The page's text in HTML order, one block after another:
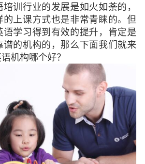
训行业的发展是如火如荼的，
的上课方式也是非常青睐的。但
语学习得到有效的提升，肯定是
谱的机构的，那么下面我们就来
机构哪个好？